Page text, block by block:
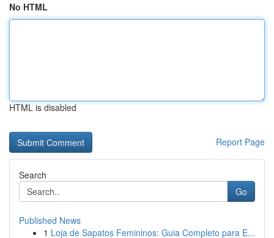
No HTML
HTML is disabled
Report Page
Search
Go
Published News
1 Loja de Sapatos Femininos: Guia Completo para E...